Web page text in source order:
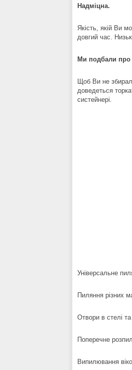
Надміцна.
Якість, якій Ви
довгий час.
Ми подбали про
Щоб Ви не
доведеться
систейнері.
Універсальне
Пиляння різних
Отвори в стелі та
Поперечне
Випилювання